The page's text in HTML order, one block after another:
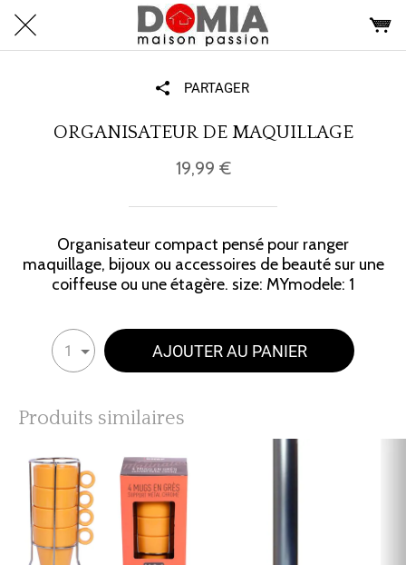
PARTAGER
ORGANISATEUR DE MAQUILLAGE
19,99 €
Organisateur compact pensé pour ranger
maquillage, bijoux ou accessoires de beauté sur une
coiffeuse ou une étagère. size: MYmodele: 1
1 AJOUTER AU PANIER
Produits similaires